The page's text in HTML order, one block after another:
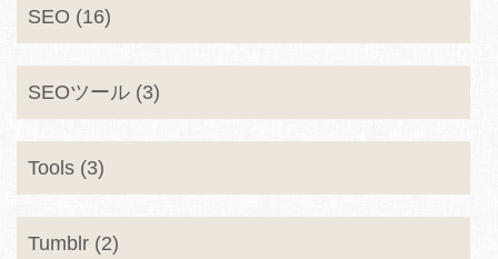
SEO (16)
SEOツール (3)
Tools (3)
Tumblr (2)